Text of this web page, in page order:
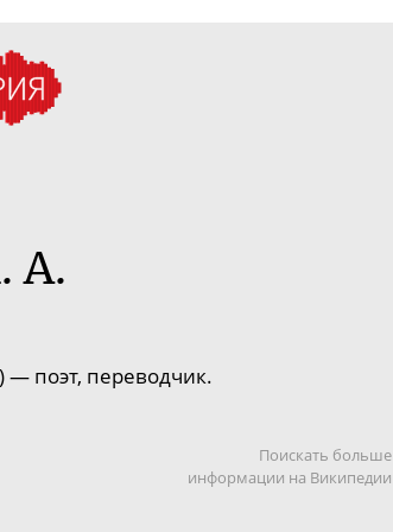
А.
поэт, переводчик.
Поискать больше
информации на Википедии